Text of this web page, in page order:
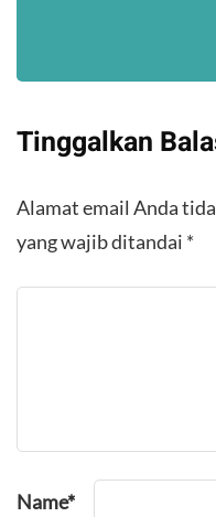
Tinggalkan
Alamat email Anda
yang wajib ditandai *
Name*